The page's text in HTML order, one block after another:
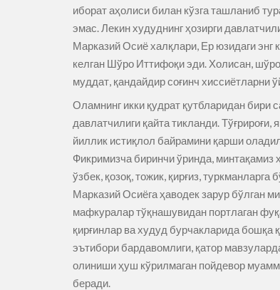
иборат аҳолиси билан кўзга ташланиб
эмас. Лекин худуднинг ҳозирги
Марказий Осиё халқлари, Ер юзидаги энг
келган Шўро Иттифоқи эди. Холисан,
муддат, қандайдир соғинч хиссиётларни
Оламнинг икки қудрат қутбларидан бири
давлатчилиги қайта тикланди.
йиллик истиқлол байрамини қарши
Фикримизча биринчи ўринда, минтақамиз
ўзбек, қозоқ, тожик, қирғиз,
Марказий Осиёга ҳаводек зарур бўлган
мафкуралар тўқнашувидан портлаган
қирғинлар ва худуд бурчакларида бошқа
эътибори бардавомлиги, қатор
олиниши ҳуш кўрилмаган пойдевор
беради.